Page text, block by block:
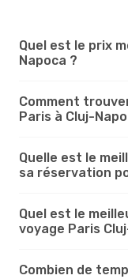
Quel est le prix
Napoca ?
Comment
Paris à Cluj-
Quelle est le
sa réservation
Quel est le
voyage Paris
Combien de